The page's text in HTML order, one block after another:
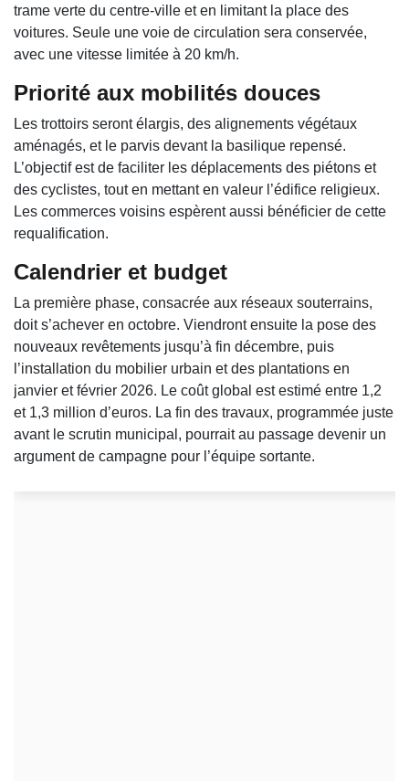
trame verte du centre-ville et en limitant la place des
voitures. Seule une voie de circulation sera conservée,
avec une vitesse limitée à 20 km/h.
Priorité aux mobilités douces
Les trottoirs seront élargis, des alignements végétaux
aménagés, et le parvis devant la basilique repensé.
L’objectif est de faciliter les déplacements des piétons et
des cyclistes, tout en mettant en valeur l’édifice religieux.
Les commerces voisins espèrent aussi bénéficier de cette
requalification.
Calendrier et budget
La première phase, consacrée aux réseaux souterrains,
doit s’achever en octobre. Viendront ensuite la pose des
nouveaux revêtements jusqu’à fin décembre, puis
l’installation du mobilier urbain et des plantations en
janvier et février 2026. Le coût global est estimé entre 1,2
et 1,3 million d’euros. La fin des travaux, programmée juste
avant le scrutin municipal, pourrait au passage devenir un
argument de campagne pour l’équipe sortante.